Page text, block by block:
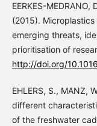
EERKES-MEDRANO,
(2015).
emerging threats,
prioritisation of
http://doi.org/
EHLERS, S., MANZ,
different
of the freshwater